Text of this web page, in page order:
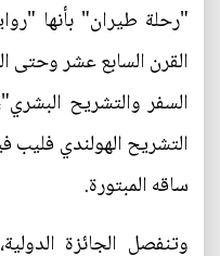
"رحلة طيران" بأنها
القرن السابع عشر وحتى
السفر والتشريح
التشريح الهولندي فليب
ساقه المبتورة.